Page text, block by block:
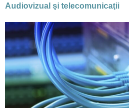
Audiovizual şi telecomunicaţii